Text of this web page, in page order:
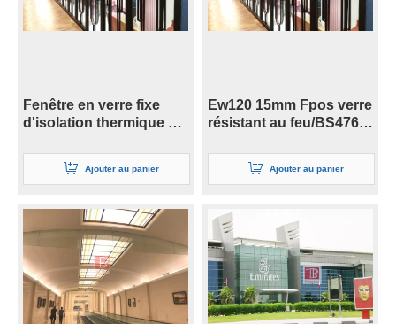
Fenêtre en verre fixe
d'isolation thermique de
60 minutes avec le
certificat BSAjouter au panier
Ew120 15mm Fpos verre
résistant au feu/BS476
Ajouter au panier